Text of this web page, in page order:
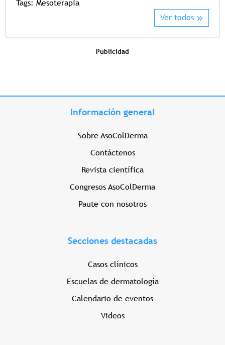
Tags: Mesoterapia
Ver todos
Publicidad
Información general
Sobre AsoColDerma
Contáctenos
Revista científica
Congresos AsoColDerma
Paute con nosotros
Secciones destacadas
Casos clínicos
Escuelas de dermatología
Calendario de eventos
Videos